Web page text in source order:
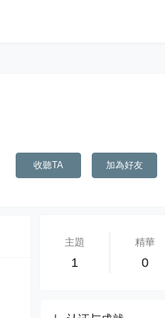
收聽TA 加為好友
主題
1
精華
0